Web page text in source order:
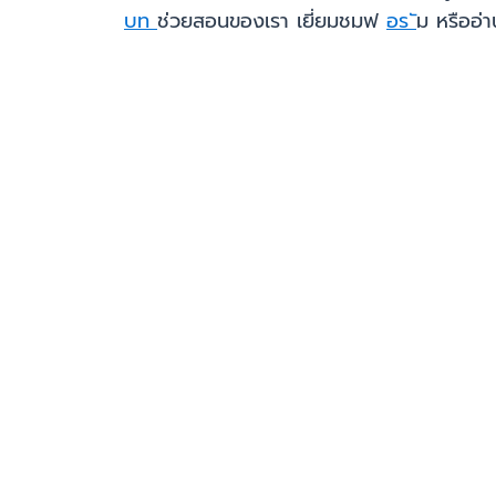
บทช่วยสอนของเรา เยี่ยมชมฟ อรม หรืออ่า